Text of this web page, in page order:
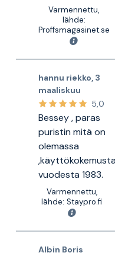
Varmennettu,
lähde:
Proffsmagasinet.se
hannu riekko, 3
maaliskuu
5,0
Bessey , paras
puristin mitä on
olemassa
,käyttökokemusta
vuodesta 1983.
Varmennettu,
lähde: Staypro.fi
Albin Boris